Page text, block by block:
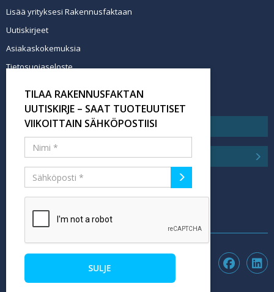
Lisää yrityksesi Rakennusfaktaan
Uutiskirjeet
Asiakaskokemuksia
Tietosuojaseloste
Tilaa uutiskirje
TILAA RAKENNUSFAKTAN
UUTISKIRJE – SAAT TUOTEUUTISET
VIIKOITTAIN SÄHKÖPOSTIISI
SULJE